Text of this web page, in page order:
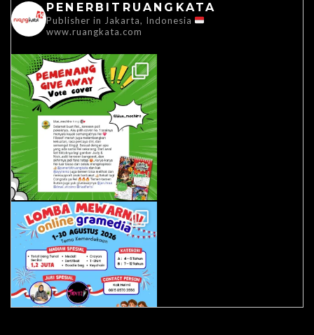
PENERBITRUANGKATA
Publisher in Jakarta, Indonesia
www.ruangkata.com